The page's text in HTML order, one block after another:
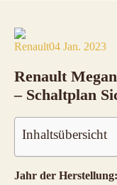
Renault04 Jan. 2023
Renault
– Schaltplan
Inhaltsübersicht
Jahr der Herstellung: